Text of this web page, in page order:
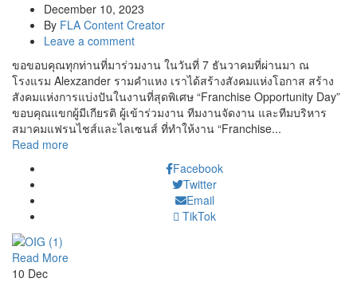
December 10, 2023
By FLA Content Creator
Leave a comment
ขอขอบคุณทุกท่านที่มาร่วมงาน ในวันที่ 7 ธันวาคมที่ผ่านมา ณ
โรงแรม Alexzander รามคำแหง เราได้สร้างสังคมแห่งโอกาส สร้าง
สังคมแห่งการแบ่งปันในงานที่สุดพิเศษ “Franchise Opportunity Day”
ขอบคุณแขกผู้มีเกียรติ ผู้เข้าร่วมงาน ทีมงานจัดงาน และทีมบริหาร
สมาคมแฟรนไชส์และไลเซนส์ ที่ทำให้งาน “Franchise...
Read more
Facebook
Twitter
Email
TikTok
Read More
10 Dec